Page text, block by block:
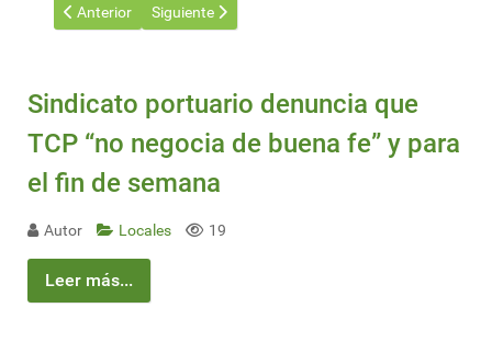
Artículo anterior: Se transfirió mineral de hierro brasileño a
Anterior Artículo siguiente: El grupo forestal UPM ganó
Siguiente
Sindicato portuario denuncia que
TCP “no negocia de buena fe” y para
el fin de semana
Autor Locales 19
Leer más...